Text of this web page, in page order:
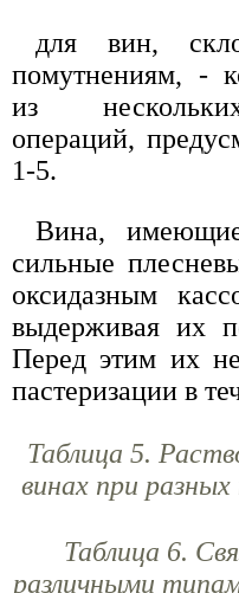
для вин,
помутнениям, -
из
операций,
1-5.
Вина,
сильные
оксидазным
выдерживая их
Перед этим их
пастеризации в
Таблица 5.
винах при
Таблица 6.
различными